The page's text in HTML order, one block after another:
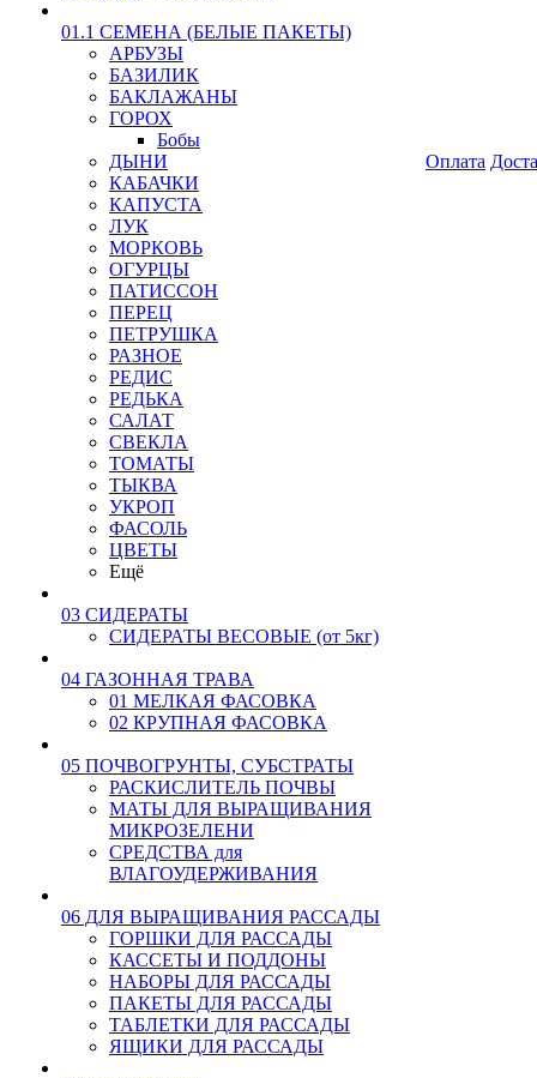
01.1 СЕМЕНА (БЕЛЫЕ ПАКЕТЫ)
АРБУЗЫ
БАЗИЛИК
БАКЛАЖАНЫ
ГОРОХ
Бобы
ДЫНИ
КАБАЧКИ
КАПУСТА
ЛУК
МОРКОВЬ
ОГУРЦЫ
ПАТИССОН
ПЕРЕЦ
ПЕТРУШКА
РАЗНОЕ
РЕДИС
РЕДЬКА
САЛАТ
СВЕКЛА
ТОМАТЫ
ТЫКВА
УКРОП
ФАСОЛЬ
ЦВЕТЫ
Ещё
03 СИДЕРАТЫ
СИДЕРАТЫ ВЕСОВЫЕ (от 5кг)
04 ГАЗОННАЯ ТРАВА
01 МЕЛКАЯ ФАСОВКА
02 КРУПНАЯ ФАСОВКА
05 ПОЧВОГРУНТЫ, СУБСТРАТЫ
РАСКИСЛИТЕЛЬ ПОЧВЫ
МАТЫ ДЛЯ ВЫРАЩИВАНИЯ
МИКРОЗЕЛЕНИ
СРЕДСТВА для
ВЛАГОУДЕРЖИВАНИЯ
06 ДЛЯ ВЫРАЩИВАНИЯ РАССАДЫ
ГОРШКИ ДЛЯ РАССАДЫ
КАССЕТЫ И ПОДДОНЫ
НАБОРЫ ДЛЯ РАССАДЫ
ПАКЕТЫ ДЛЯ РАССАДЫ
ТАБЛЕТКИ ДЛЯ РАССАДЫ
ЯЩИКИ ДЛЯ РАССАДЫ
Оплата